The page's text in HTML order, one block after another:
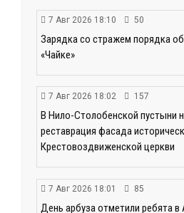
7 Авг 2026 18:10 50
Зарядка со стражем порядка
«Чайке»
7 Авг 2026 18:02 157
В Нило-Столобенской пустыни
реставрация фасада
Крестовоздвиженской церкви
7 Авг 2026 18:01 85
День арбуза отметили ребята